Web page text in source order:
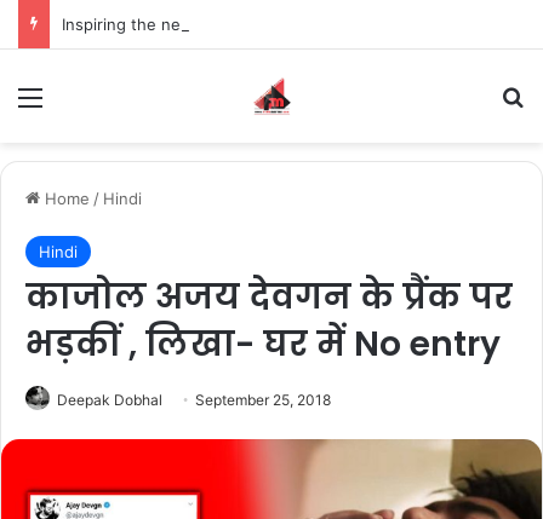
Home / Hindi
Hindi
काजोल अजय देवगन के प्रैंक पर
भड़कीं , लिखा- घर में No entry
Deepak Dobhal September 25, 2018